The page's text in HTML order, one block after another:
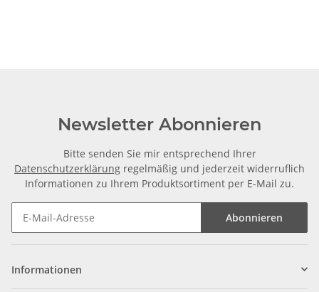
Newsletter Abonnieren
Bitte senden Sie mir entsprechend Ihrer
Datenschutzerklärung regelmäßig und jederzeit widerruflich
Informationen zu Ihrem Produktsortiment per E-Mail zu.
Abonnieren
Informationen